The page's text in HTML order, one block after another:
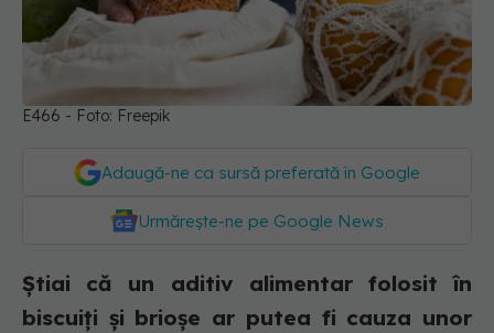
E466 - Foto: Freepik
Adaugă-ne ca sursă preferată în Google
Urmărește-ne pe Google News
Știai că un aditiv alimentar folosit în
biscuiți și brioșe ar putea fi cauza unor